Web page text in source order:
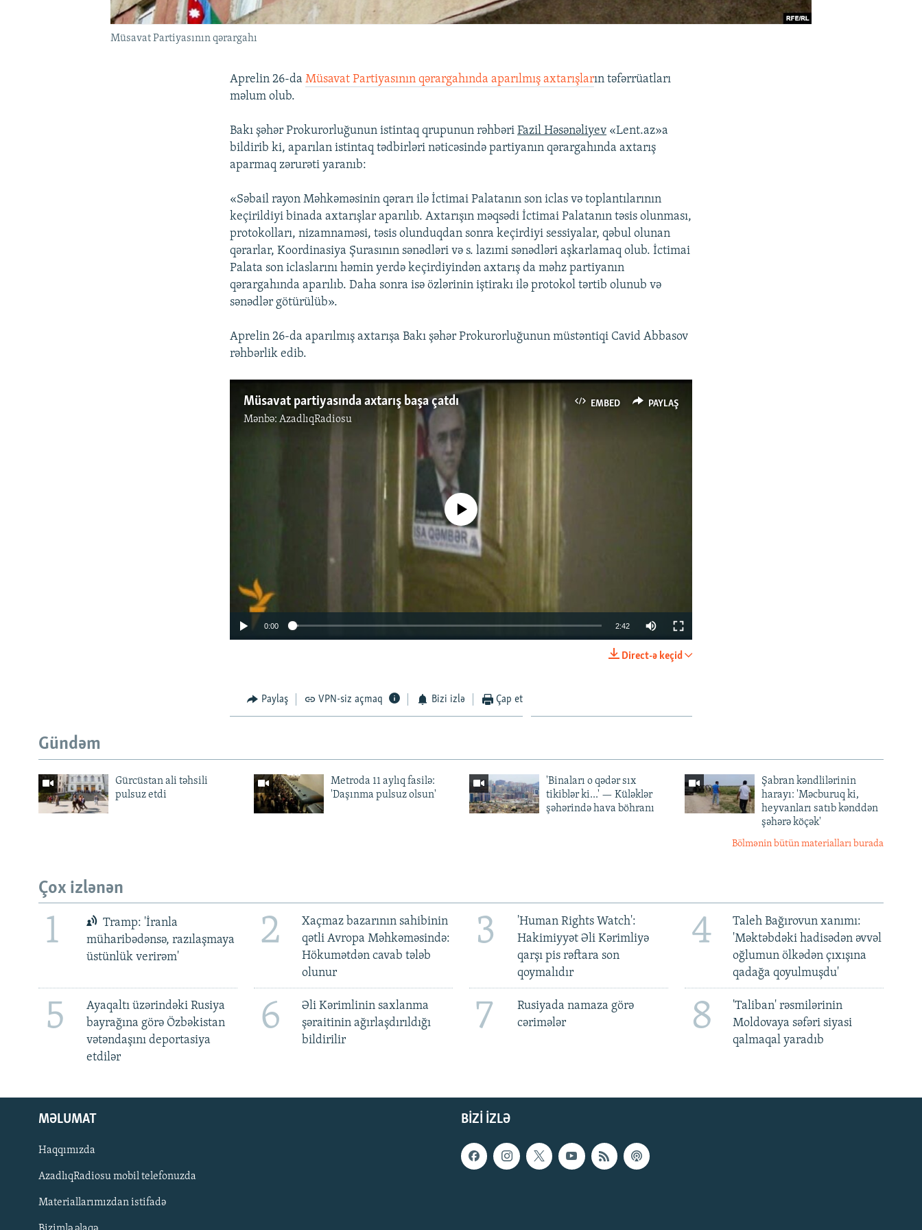
Müsavat Partiyasının qərargahı
Aprelin 26-daMüsavat Partiyasının qərargahında aparılmış axtarışların təfərrüatları
məlum olub.
Bakı şəhər Prokurorluğunun istintaq qrupunun rəhbəriFazil Həsənəliyev «Lent.az»a
bildirib ki, aparılan istintaq tədbirləri nəticəsində partiyanın qərargahında axtarış
aparmaq zərurəti yaranıb:
«Səbail rayon Məhkəməsinin qərarı ilə İctimai Palatanın son iclas və toplantılarının
keçirildiyi binada axtarışlar aparılıb. Axtarışın məqsədi İctimai Palatanın təsis olunması,
protokolları, nizamnaməsi, təsis olunduqdan sonra keçirdiyi sessiyalar, qəbul olunan
qərarlar, Koordinasiya Şurasının sənədləri və s. lazımi sənədləri aşkarlamaq olub. İctimai
Palata son iclaslarını həmin yerdə keçirdiyindən axtarış da məhz partiyanın
qərargahında aparılıb. Daha sonra isə özlərinin iştirakı ilə protokol tərtib olunub və
sənədlər götürülüb».
Aprelin 26-da aparılmış axtarışa Bakı şəhər Prokurorluğunun müstəntiqi Cavid Abbasov
rəhbərlik edib.
EMBED PAYLAŞ
Müsavat partiyasında axtarış başa çatdı
Mənbə:AzadlıqRadiosu
en
No media source currently available
0:00 2:42
Direct-ə keçid
Paylaş VPN-siz açmaq Bizi izlə Çap et
Gündəm
Gürcüstan ali təhsili
pulsuz etdi
Metroda 11 aylıq fasilə:
'Daşınma pulsuz olsun'
'Binaları o qədər sıx
tikiblər ki...' — Küləklər
şəhərində hava böhranı
Şabran kəndlilərinin
harayı: 'Məcburuq ki,
heyvanları satıb kənddən
şəhərə köçək'
Bölmənin bütün materialları burada
Çox izlənən
1
Tramp: 'İranla
müharibədənsə, razılaşmaya
üstünlük verirəm'
2
Xaçmaz bazarının sahibinin
qətli Avropa Məhkəməsində:
Hökumətdən cavab tələb
olunur
3
'Human Rights Watch':
Hakimiyyət Əli Kərimliyə
qarşı pis rəftara son
qoymalıdır
4
Taleh Bağırovun xanımı:
'Məktəbdəki hadisədən əvvəl
oğlumun ölkədən çıxışına
qadağa qoyulmuşdu'
5
Ayaqaltı üzərindəki Rusiya
bayrağına görə Özbəkistan
vətəndaşını deportasiya
etdilər
6
Əli Kərimlinin saxlanma
şəraitinin ağırlaşdırıldığı
bildirilir
7
Rusiyada namaza görə
cərimələr
8
'Taliban' rəsmilərinin
Moldovaya səfəri siyasi
qalmaqal yaradıb
BIZI IZLƏ
MƏLUMAT
Haqqımızda
AzadlıqRadiosu mobil telefonuzda
Materiallarımızdan istifadə